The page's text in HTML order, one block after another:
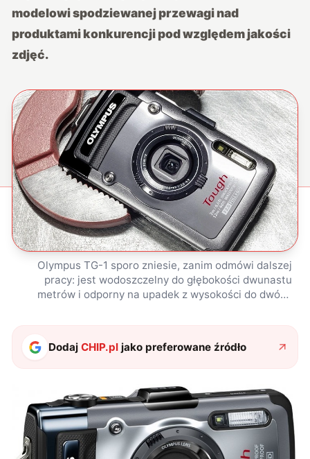
modelowi spodziewanej przewagi nad
produktami konkurencji pod względem jakości
zdjęć.
Olympus TG-1 sporo zniesie, zanim odmówi dalszej
pracy: jest wodoszczelny do głębokości dwunastu
metrów i odporny na upadek z wysokości do dwóch
nacisk do 100 kilogramów (docenimy to, kiedy ktoś
DodajCHIP.pl jako preferowane źródło